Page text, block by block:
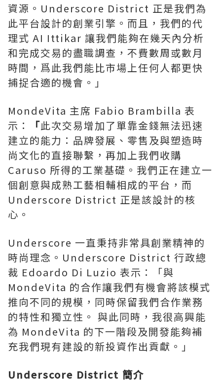
資源。Underscore District 正是我們為
此平台設計的創業引擎。而且，我們的代
理式 AI Ittikar 讓我們能夠在幾天內分析
和完成交易的盡職調查，不費數周或數月
時間，爲此我們能比市場上任何人都更快
捕捉合適的機會。」
MondeVita 主席 Fabio Brambilla 表
示：
「此次交易增加了單靠金錢無法迅速
建立的能力：品牌發展、零售及與塑造時
尚文化的直接聯繫，再加上我們收購
Caruso 所得的工業基礎。我們正在建立一
個創意與成熟工藝相輔相成的平台，而
Underscore District 正是該設計的核
心。
Underscore 一直秉持非常具創業精神的
時尚理念。Underscore District 行政總
裁 Edoardo Di Luzio 表示：「與
MondeVita 的合作讓我們有機會將該模式
推向不同的規模，同時保留我們合作業務
的特性和獨立性。 與此同時，我很高興能
為 MondeVita 的下一階段及開發能夠補
充我們現有建設的新投資作出貢獻。」
Underscore District 簡介